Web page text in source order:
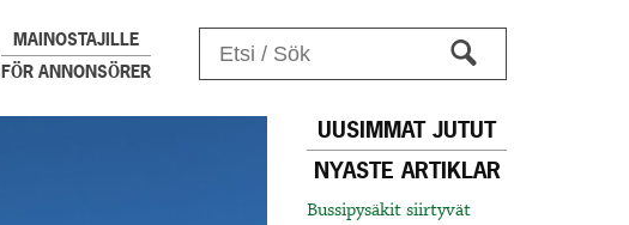
MAINOSTAJILLE
FÖR ANNONSÖRER
UUSIMMAT JUTUT
NYASTE ARTIKLAR
Bussipysäkit siirtyvät